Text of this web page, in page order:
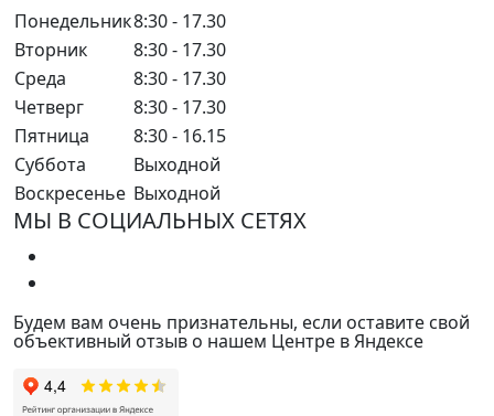
Понедельник8:30 - 17.30
Вторник
8:30 - 17.30
Среда
8:30 - 17.30
Четверг
8:30 - 17.30
Пятница
8:30 - 16.15
Суббота
Выходной
Воскресенье Выходной
МЫ В СОЦИАЛЬНЫХ СЕТЯХ
Будем вам очень признательны, если оставите свой
объективный отзыв о нашем Центре в Яндексе